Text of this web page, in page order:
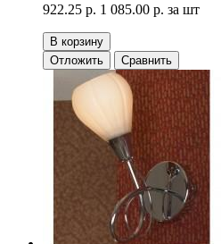
922.25 р. 1 085.00 р. за шт
В корзину
Отложить
Сравнить